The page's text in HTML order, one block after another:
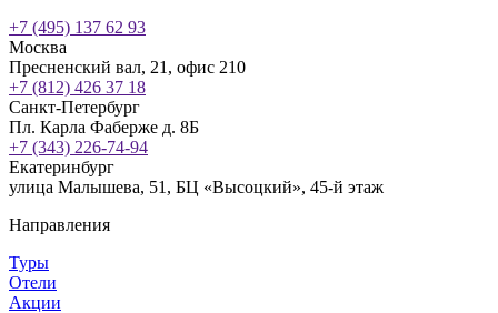
+7 (495) 137 62 93
Москва
Пресненский вал, 21, офис 210
+7 (812) 426 37 18
Санкт-Петербург
Пл. Карла Фаберже д. 8Б
+7 (343) 226-74-94
Екатеринбург
улица Малышева, 51, БЦ «Высоцкий», 45-й этаж
Направления
Туры
Отели
Акции